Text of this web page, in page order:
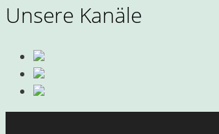
Unsere Kanäle